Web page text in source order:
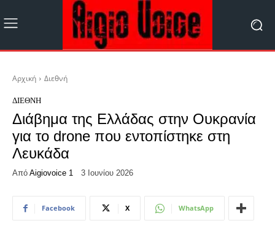
Αρχική Διεθνή
ΔΙΕΘΝΉ
Διάβημα της Ελλάδας στην Ουκρανία
για το drone που εντοπίστηκε στη
Λευκάδα
Από Aigiovoice 1 3 Ιουνίου 2026
Facebook X WhatsApp